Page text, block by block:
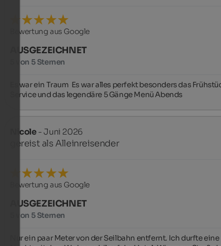
Bewertung aus Google
AUSGEZEICHNET
5 von 5 Sternen
Es war ein Traum ️ Es war alles perfekt besonders das
Service und das legendäre 5 Gänge Menü Abends
Nicole- Juni 2026
gereist als Alleinreisender
Bewertung aus Google
AUSGEZEICHNET
5 von 5 Sternen
Nur ein paar Meter von der Seilbahn entfernt. Ich durfte eine